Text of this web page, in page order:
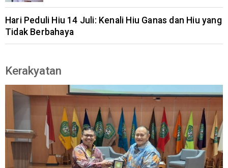
Hari Peduli Hiu 14 Juli: Kenali Hiu Ganas dan Hiu yang
Tidak Berbahaya
Kerakyatan